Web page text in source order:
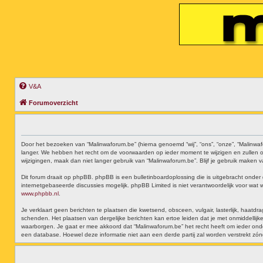
V&A
Forumoverzicht
Door het bezoeken van “Malinwaforum.be” (hierna genoemd “wij”, “ons”, “onze”,
langer. We hebben het recht om de voorwaarden op ieder moment te wijzigen en
wijzigingen, maak dan niet langer gebruik van “Malinwaforum.be”. Blijf je gebruik
Dit forum draait op phpBB. phpBB is een bulletinboardoplossing die is uitgebracht onder
internetgebaseerde discussies mogelijk. phpBB Limited is niet verantwoordelijk voor
www.phpbb.nl
Je verklaart geen berichten te plaatsen die kwetsend, obsceen, vulgair, lasterlijk,
schenden. Het plaatsen van dergelijke berichten kan ertoe leiden dat je met
waarborgen. Je gaat er mee akkoord dat “Malinwaforum.be” het recht heeft om ieder
een database. Hoewel deze informatie niet aan een derde partij zal worden verstrekt